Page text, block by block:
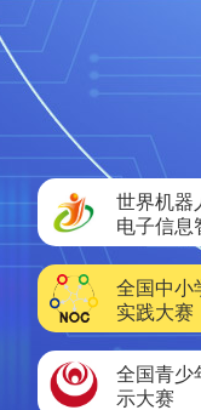
世界机器
电子信息
全国中小
实践大赛
全国青少
示大赛